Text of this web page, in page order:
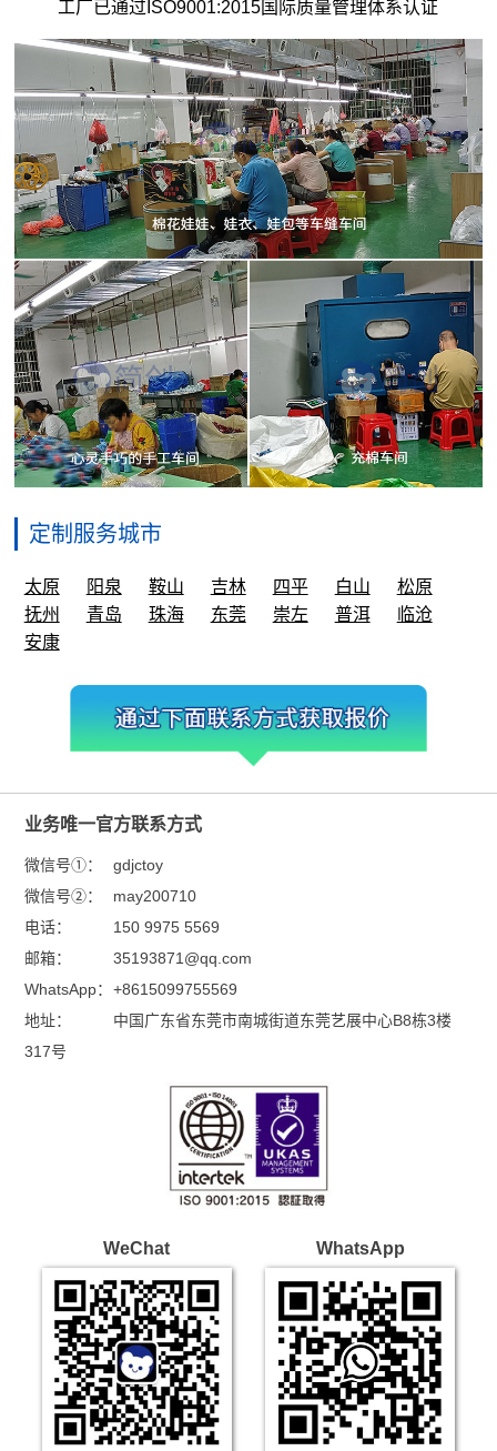
工厂已通过ISO9001:2015国际质量管理体系认证
定制服务城市
太原 阳泉 鞍山 吉林 四平 白山
松原
抚州
青岛 珠海 东莞 崇左 普洱
临沧
安康
业务唯一官方联系方式
微信号①：
gdjctoy
微信号②：
may200710
电话：
150 9975 5569
邮箱：
35193871@qq.com
WhatsApp： +8615099755569
地址：
中国广东省东莞市南城街道东莞艺展中心B8栋3楼
317号
WeChat WhatsApp